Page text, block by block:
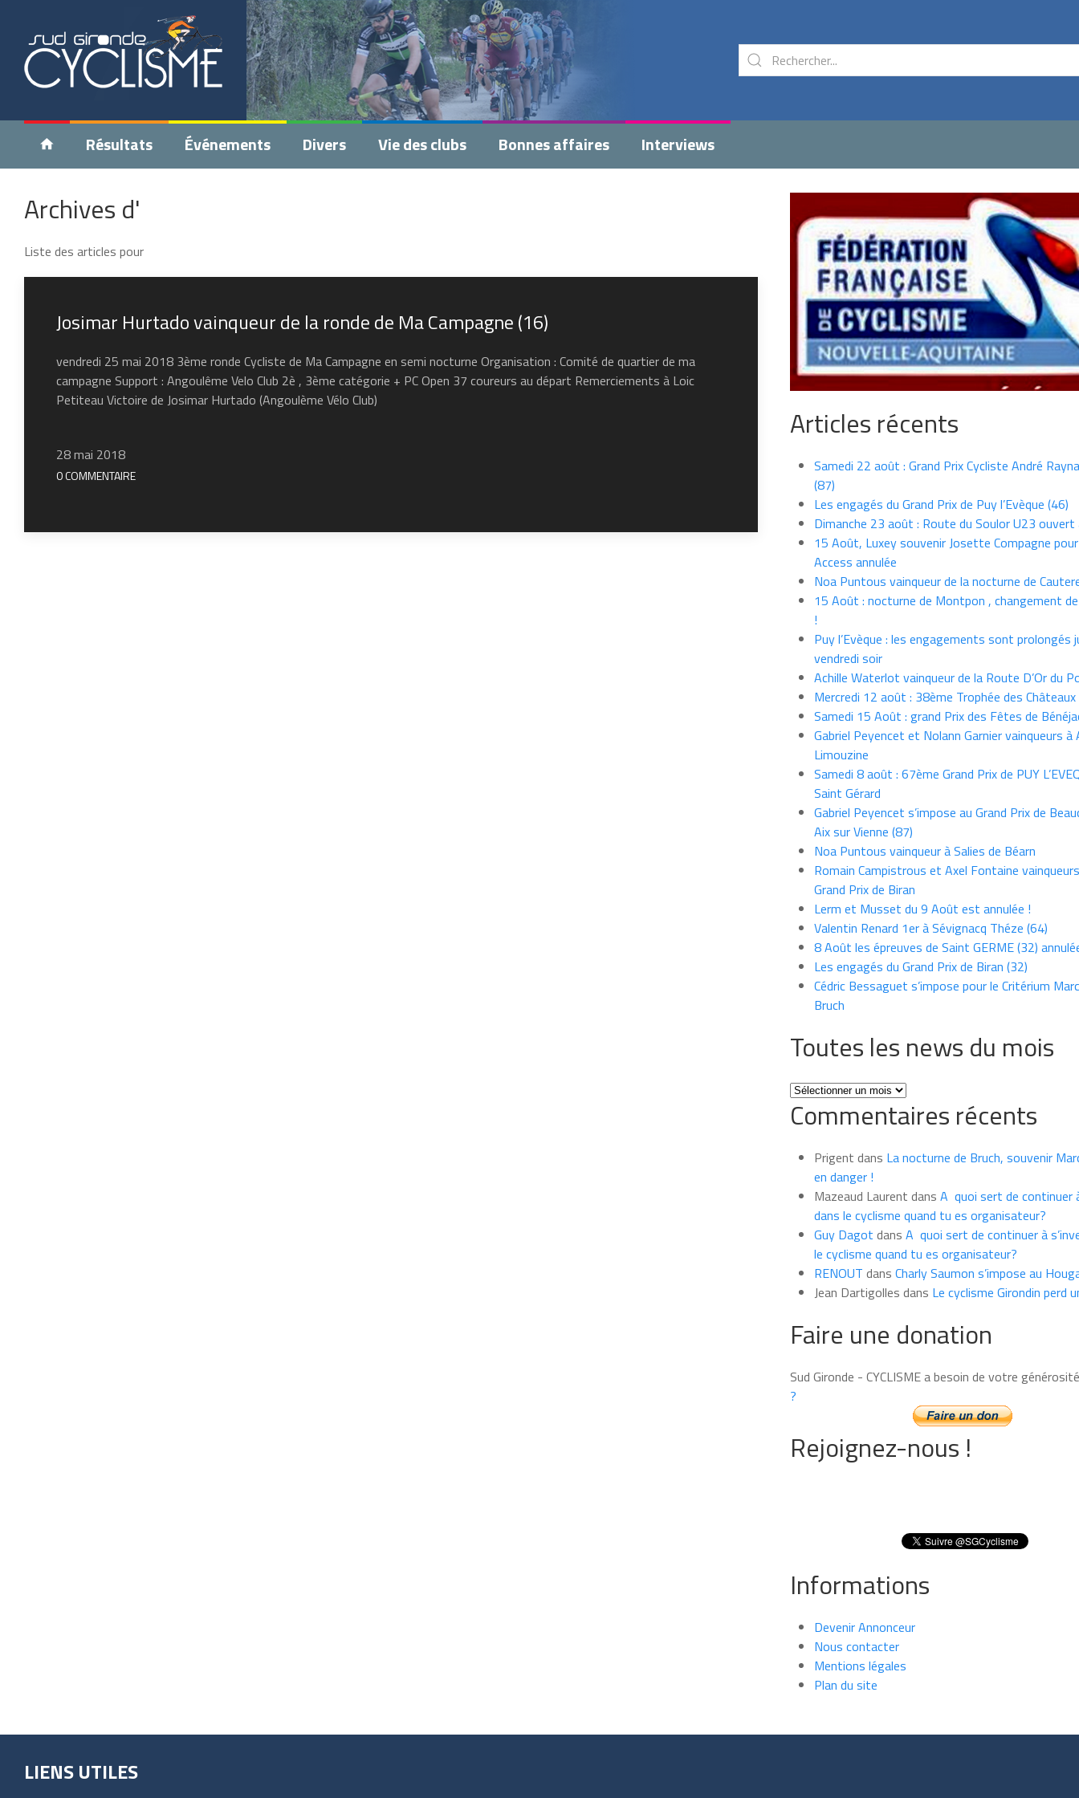
Résultats Événements Divers Vie des clubs Bonnes affaires Interviews
Archives d'
Liste des articles pour
Josimar Hurtado vainqueur de la ronde de Ma Campagne (16)
vendredi 25 mai 2018 3ème ronde Cycliste de Ma Campagne en semi nocturne Organisation : Comité de quartier de ma
campagne Support : Angoulême Velo Club 2è , 3ème catégorie + PC Open 37 coureurs au départ Remerciements à Loic
Petiteau Victoire de Josimar Hurtado (Angoulème Vélo Club)
28 mai 2018
0 COMMENTAIRE
Articles récents
Samedi 22 août : Grand Prix Cycliste André
(87)
Les engagés du Grand Prix de Puy l’Evèque (46)
Dimanche 23 août : Route du Soulor U23 ouvert
15 Août, Luxey souvenir Josette Compagne
Access annulée
Noa Puntous vainqueur de la nocturne de
15 Août : nocturne de Montpon , changement
!
Puy l’Evèque : les engagements sont prolongés
vendredi soir
Achille Waterlot vainqueur de la Route D’Or du
Mercredi 12 août : 38ème Trophée des Châteaux
Samedi 15 Août : grand Prix des Fêtes de
Gabriel Peyencet et Nolann Garnier vainqueurs à
Limouzine
Samedi 8 août : 67ème Grand Prix de PUY
Saint Gérard
Gabriel Peyencet s’impose au Grand Prix de
Aix sur Vienne (87)
Noa Puntous vainqueur à Salies de Béarn
Romain Campistrous et Axel Fontaine
Grand Prix de Biran
Lerm et Musset du 9 Août est annulée !
Valentin Renard 1er à Sévignacq Théze (64)
8 Août les épreuves de Saint GERME (32)
Les engagés du Grand Prix de Biran (32)
Cédric Bessaguet s’impose pour le Critérium
Bruch
Toutes les news du mois
Toutes
les
news
mois
Commentaires récents
Prigent dans La nocturne de Bruch, souvenir
en danger !
Mazeaud Laurent dans A quoi sert de continuer
dans le cyclisme quand tu es organisateur?
Guy Dagot dans A quoi sert de continuer à
le cyclisme quand tu es organisateur?
RENOUT dans Charly Saumon s’impose au
Jean Dartigolles dans Le cyclisme Girondin perd
Faire une donation
Sud Gironde - CYCLISME a besoin de votre
?
Rejoignez-nous !
Informations
Devenir Annonceur
Nous contacter
Mentions légales
Plan du site
LIENS UTILES